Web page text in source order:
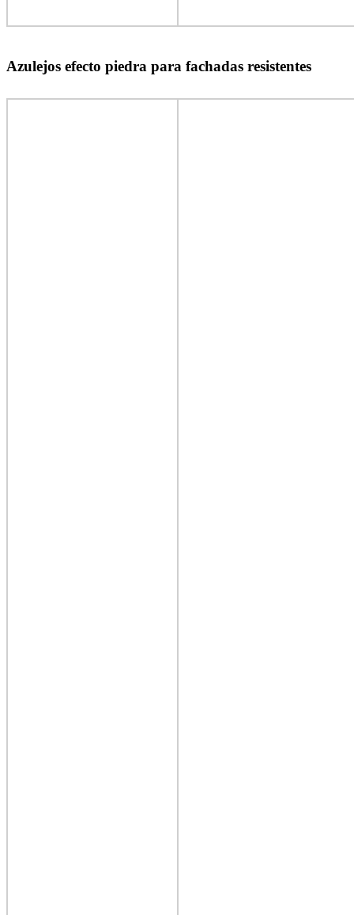
Azulejos efecto piedra para fachadas resistentes